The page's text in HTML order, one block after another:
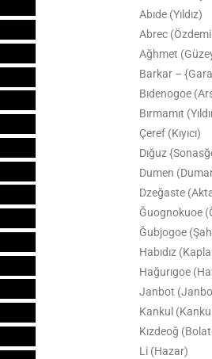
Abıde (Yıldız)
Abrec
Ağhmet
Barkar –
Bıdenogoe
Bırmamıt
Çeref (Kıyıcı)
Dığuz
Dumen
Dzeğaste
Ğuognokuoe
Ğubjogoe
Habıdız
Hağurıgoe
Janbot
Kankul
Kızdeoğ
Li (Hazar)